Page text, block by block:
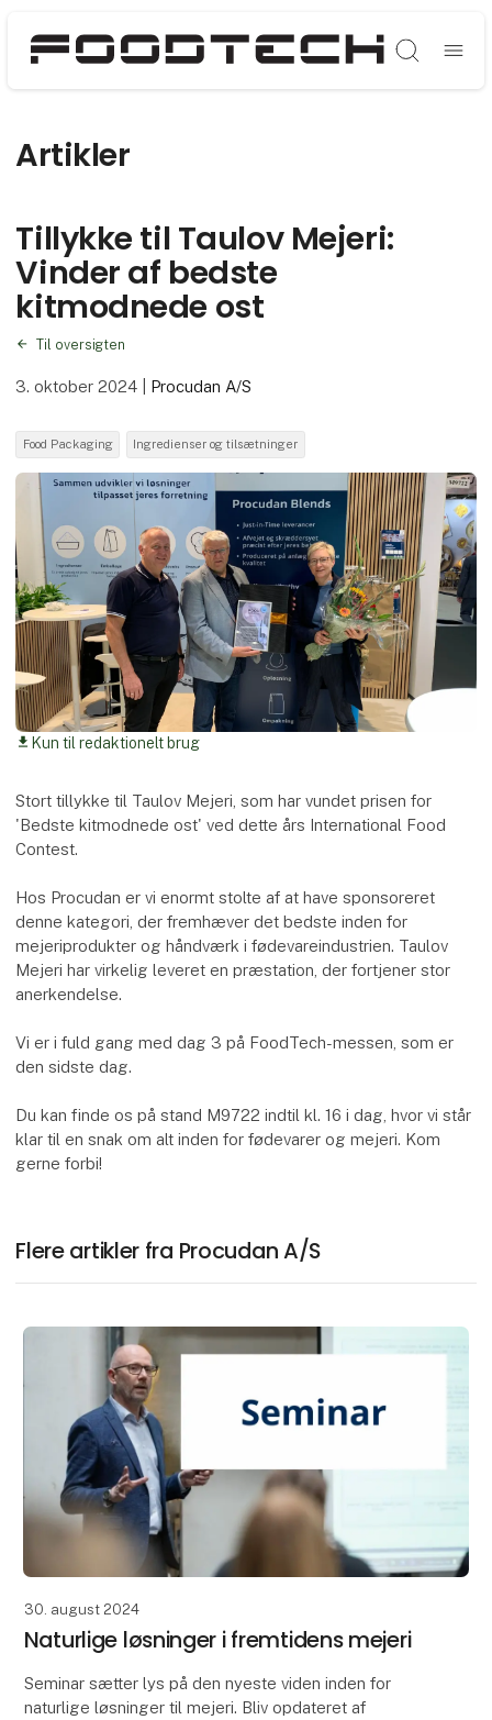
Søg
Artikler
Tillykke til Taulov Mejeri:
Vinder af bedste
kitmodnede ost
Til oversigten
3. oktober 2024 Procudan A/S
Food Packaging Ingredienser og tilsætninger
download Kun til redaktionelt brug
Stort tillykke til Taulov Mejeri, som har vundet prisen for
'Bedste kitmodnede ost' ved dette års International Food
Contest.
Hos Procudan er vi enormt stolte af at have sponsoreret
denne kategori, der fremhæver det bedste inden for
mejeriprodukter og håndværk i fødevareindustrien. Taulov
Mejeri har virkelig leveret en præstation, der fortjener stor
anerkendelse.
Vi er i fuld gang med dag 3 på FoodTech-messen, som er
den sidste dag.
Du kan finde os på stand M9722 indtil kl. 16 i dag, hvor vi står
klar til en snak om alt inden for fødevarer og mejeri. Kom
gerne forbi!
Flere artikler fra Procudan A/S
30. august 2024
Naturlige løsninger i fremtidens mejeri
Seminar sætter lys på den nyeste viden inden for
naturlige løsninger til mejeri. Bliv opdateret af